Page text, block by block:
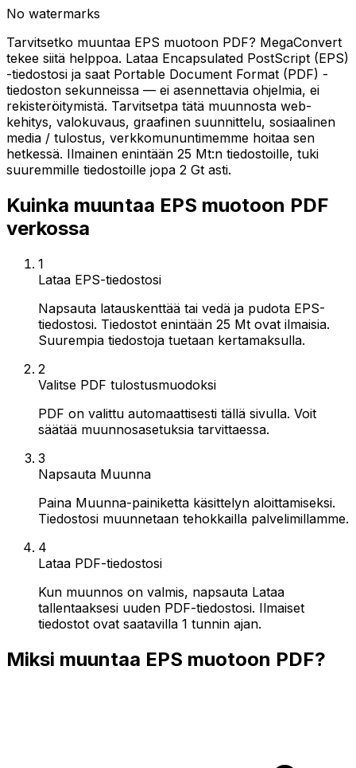
No watermarks
Tarvitsetko muuntaa EPS muotoon PDF? MegaConvert
tekee siitä helppoa. Lataa Encapsulated PostScript (EPS)
-tiedostosi ja saat Portable Document Format (PDF) -
tiedoston sekunneissa — ei asennettavia ohjelmia, ei
rekisteröitymistä. Tarvitsetpa tätä muunnosta web-
kehitys, valokuvaus, graafinen suunnittelu, sosiaalinen
media / tulostus, verkkomununtimemme hoitaa sen
hetkessä. Ilmainen enintään 25 Mt:n tiedostoille, tuki
suuremmille tiedostoille jopa 2 Gt asti.
Kuinka muuntaa EPS muotoon PDF
verkossa
1
Lataa EPS-tiedostosi
Napsauta latauskenttää tai vedä ja pudota EPS-
tiedostosi. Tiedostot enintään 25 Mt ovat ilmaisia.
Suurempia tiedostoja tuetaan kertamaksulla.
2
Valitse PDF tulostusmuodoksi
PDF on valittu automaattisesti tällä sivulla. Voit
säätää muunnosasetuksia tarvittaessa.
3
Napsauta Muunna
Paina Muunna-painiketta käsittelyn aloittamiseksi.
Tiedostosi muunnetaan tehokkailla palvelimillamme.
4
Lataa PDF-tiedostosi
Kun muunnos on valmis, napsauta Lataa
tallentaaksesi uuden PDF-tiedostosi. Ilmaiset
tiedostot ovat saatavilla 1 tunnin ajan.
Miksi muuntaa EPS muotoon PDF?